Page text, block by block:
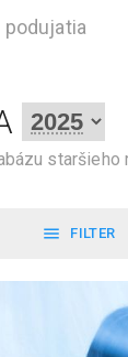
podujatia
staršieho
FILTER